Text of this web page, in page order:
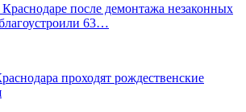
после демонтажа незаконных
63…
проходят рождественские